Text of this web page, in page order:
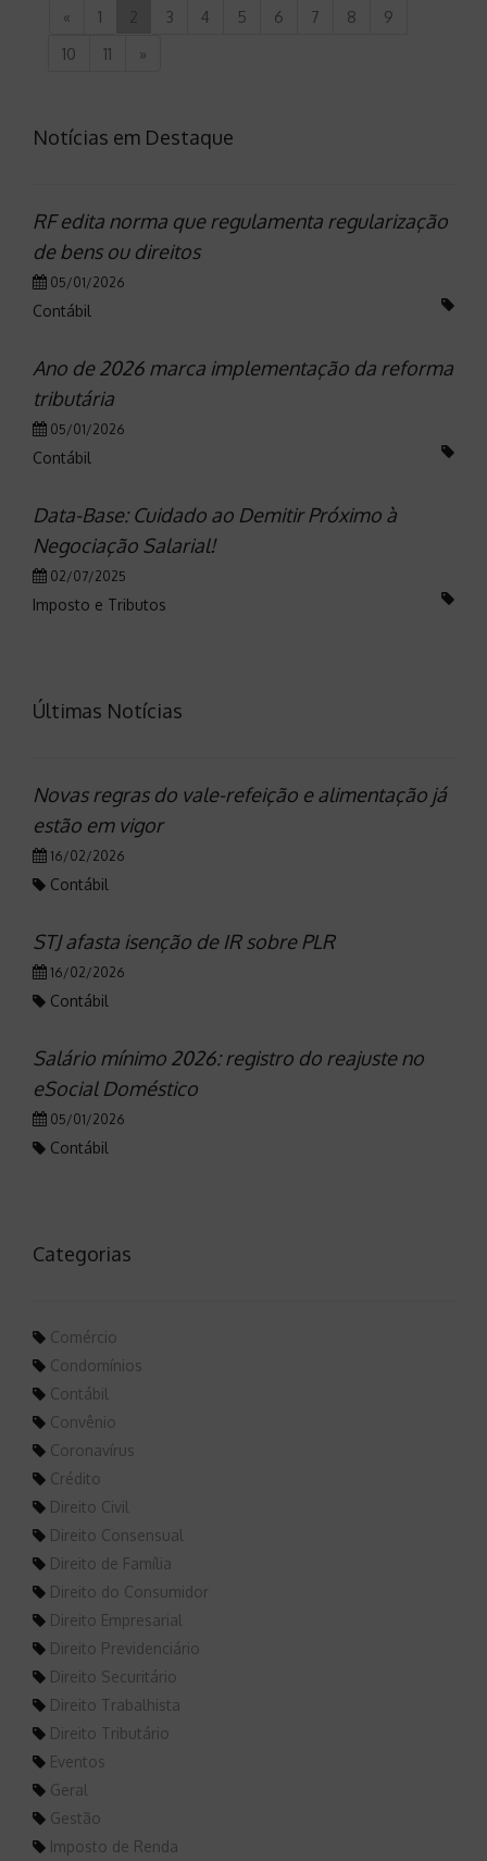
« 1 3 4 5 6 7 8
9
10
11 »
Notícias em Destaque
RF edita norma que regulamenta regularização
de bens ou direitos
05/01/2026
Contábil
Ano de 2026 marca implementação da reforma
tributária
05/01/2026
Contábil
Data-Base: Cuidado ao Demitir Próximo à
Negociação Salarial!
02/07/2025
Imposto e Tributos
Últimas Notícias
Novas regras do vale-refeição e alimentação já
estão em vigor
16/02/2026
Contábil
STJ afasta isenção de IR sobre PLR
16/02/2026
Contábil
Salário mínimo 2026: registro do reajuste no
eSocial Doméstico
05/01/2026
Contábil
Categorias
Comércio
Condomínios
Contábil
Convênio
Coronavírus
Crédito
Direito Civil
Direito Consensual
Direito de Família
Direito do Consumidor
Direito Empresarial
Direito Previdenciário
Direito Securitário
Direito Trabalhista
Direito Tributário
Eventos
Geral
Gestão
Imposto de Renda